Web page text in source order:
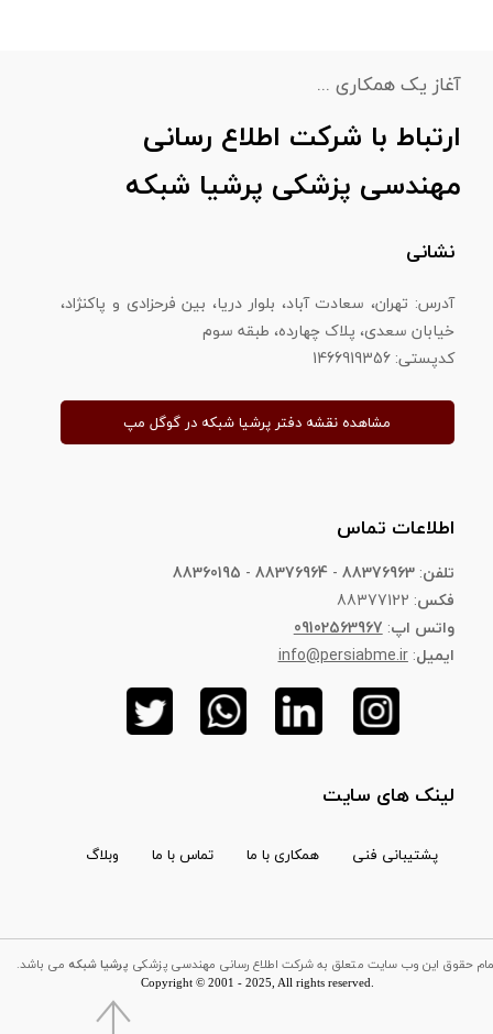
آغاز یک همکاری ...
ارتباط با شرکت اطلاع رسانی
مهندسی پزشکی پرشیا شبکه
نشانی
آدرس: تهران، سعادت آباد، بلوار دریا، بین فرحزادی و پاکنژاد،
خیابان سعدی، پلاک چهارده، طبقه سوم
​​​​​​​کدپستی: 1466919356
مشاهده نقشه دفتر پرشیا شبکه در گوگل مپ
لینک های سایت
پشتیبانی فنی همکاری با ما تماس با ما وبلاگ
تلفن:
88376963
-
88376964
-
88360195
فکس: 88377122
واتس اپ:
09102563967
ایمیل:
info@persiabme.ir
اطلاعات تماس
حقوق این وب سایت متعلق به شرکت اطلاع رسانی مهندسی پزشکی پرشیا شبکه می باشد
Copyright © 2001 - 2025, All rights reserved.​​​​​​​